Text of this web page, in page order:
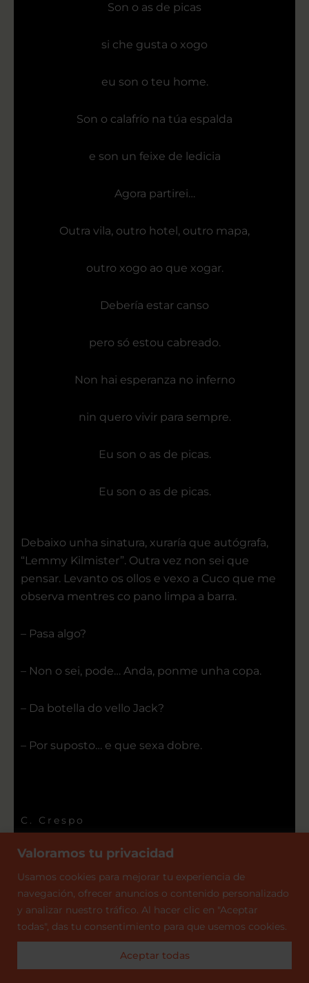
Valoramos tu privacidad
Usamos cookies para mejorar tu experiencia de
navegación, ofrecer anuncios o contenido personalizado
y analizar nuestro tráfico. Al hacer clic en "Aceptar
todas", das tu consentimiento para que usemos cookies.
Aceptar todas
Son o as de picas
si che gusta o xogo
eu son o teu home.
Son o calafrío na túa espalda
e son un feixe de ledicia
Agora partirei…
Outra vila, outro hotel, outro mapa,
outro xogo ao que xogar.
Debería estar canso
pero só estou cabreado.
Non hai esperanza no inferno
nin quero vivir para sempre.
Eu son o as de picas.
Eu son o as de picas.
Debaixo unha sinatura, xuraría que autógrafa,
“Lemmy Kilmister”. Outra vez non sei que
pensar. Levanto os ollos e vexo a Cuco que me
observa mentres co pano limpa a barra.
– Pasa algo?
– Non o sei, pode… Anda, ponme unha copa.
– Da botella do vello Jack?
– Por suposto… e que sexa dobre.
C. Crespo
CONDICIONES DE CONTRATACIÓN.
POLÍTICA DE PRIVACIDAD
ENVÍOS Y DEVOLUCIONES